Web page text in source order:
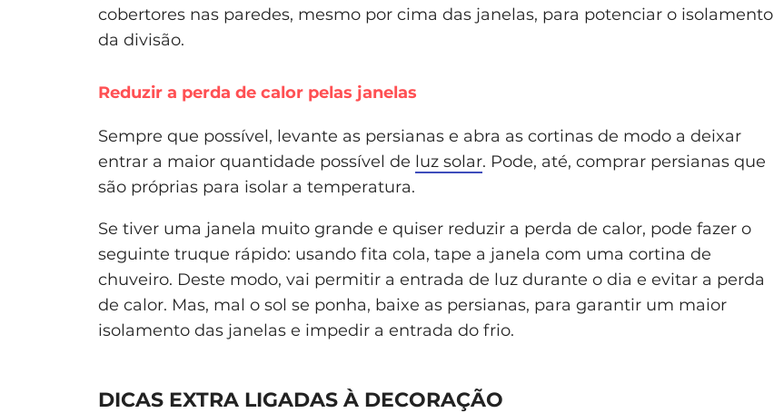
cobertores nas paredes, mesmo por cima das janelas, para potenciar o isolamento
da divisão.
Reduzir a perda de calor pelas janelas
Sempre que possível, levante as persianas e abra as cortinas de modo a deixar
entrar a maior quantidade possível de luz solar. Pode, até, comprar persianas que
são próprias para isolar a temperatura.
Se tiver uma janela muito grande e quiser reduzir a perda de calor, pode fazer o
seguinte truque rápido: usando fita cola, tape a janela com uma cortina de
chuveiro. Deste modo, vai permitir a entrada de luz durante o dia e evitar a perda
de calor. Mas, mal o sol se ponha, baixe as persianas, para garantir um maior
isolamento das janelas e impedir a entrada do frio.
DICAS EXTRA LIGADAS À DECORAÇÃO